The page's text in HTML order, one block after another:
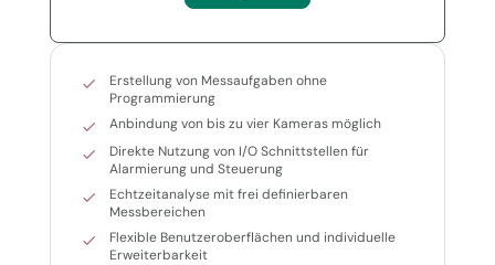
Erstellung von Messaufgaben ohne
Programmierung
Anbindung von bis zu vier Kameras möglich
Direkte Nutzung von I/O Schnittstellen für
Alarmierung und Steuerung
Echtzeitanalyse mit frei definierbaren
Messbereichen
Flexible Benutzeroberflächen und individuelle
Erweiterbarkeit